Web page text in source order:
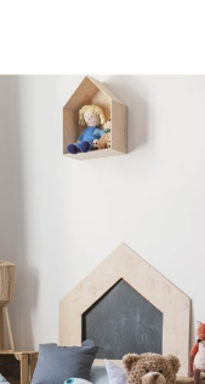
delle Royal
volta
anche tu nel
grandissima e
più
grazie a